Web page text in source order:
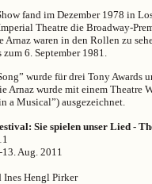
fand im Dezember 1978 in
Theatre die Broadway-
waren in den Rollen zu
6. September 1981.
wurde für drei Tony Awards
Arnaz wurde mit einem Theatre
a Musical”) ausgezeichnet.
Sie spielen unser Lied -
Aug. 2011
Hengl Pirker